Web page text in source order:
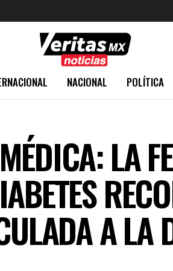
NACIONAL POLÍTICA
LA
A LA